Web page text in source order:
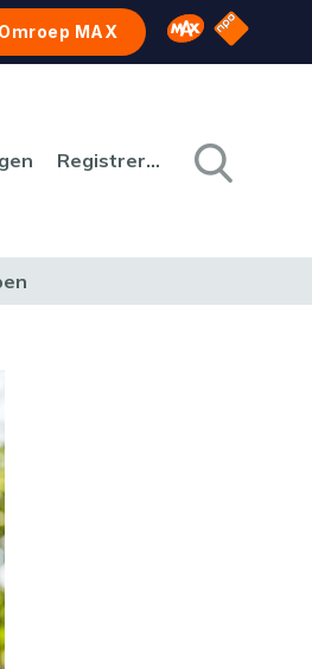
MAX Omroep MAX
NPO
Registreren